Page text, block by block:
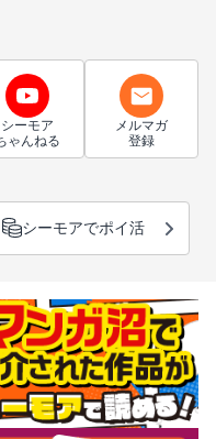
シーモア
ゃんねる
メルマガ
登録
シーモアでポイ活